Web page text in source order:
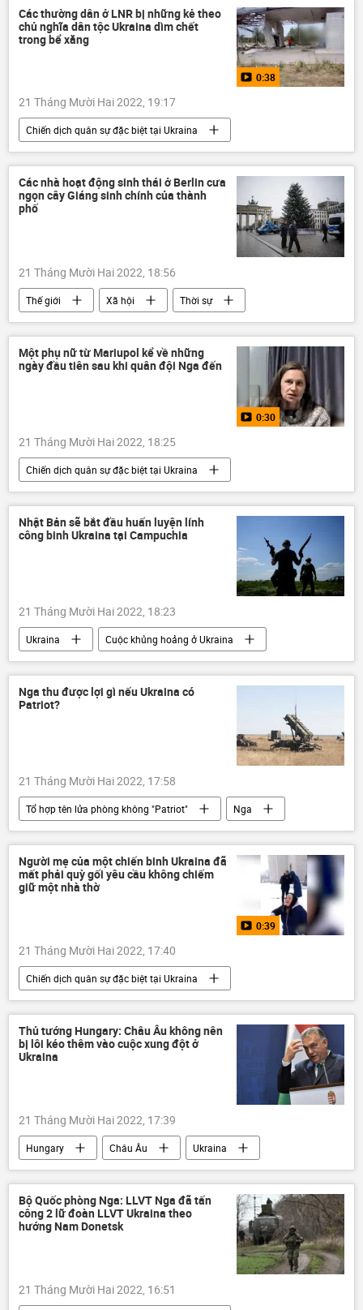
Сác thường dân ở LNR bị những kẻ theo
chủ nghĩa dân tộc Ukraina dìm chết
trong bể xăng
0:38
21 Tháng Mười Hai 2022, 19:17
Chiến dịch quân sự đặc biệt tại Ukraina
Video từ Ukraina
Ukraina
Cuộc khủng hoảng ở Ukraina
DNR
Sáp nhập DNR, LNR, Zaporozhye và Kherson vào Nga
Các nhà hoạt động sinh thái ở Berlin cưa
ngọn cây Giáng sinh chính của thành
phố
21 Tháng Mười Hai 2022, 18:56
Thế giới Xã hội
Thời sự
Berlin
Đức
Một phụ nữ từ Mariupol kể về những
ngày đầu tiên sau khi quân đội Nga đến
0:30
21 Tháng Mười Hai 2022, 18:25
Chiến dịch quân sự đặc biệt tại Ukraina
Video từ Ukraina
Ukraina
Cuộc khủng hoảng ở Ukraina
DNR
Sáp nhập DNR, LNR, Zaporozhye và Kherson vào Nga
Vladimir Putin
Nhật Bản sẽ bắt đầu huấn luyện lính
công binh Ukraina tại Campuchia
21 Tháng Mười Hai 2022, 18:23
Ukraina
Cuộc khủng hoảng ở Ukraina
Báo chí thế giới
huấn luyện
Campuchia
Nhật Bản
Chiến dịch quân sự đặc biệt tại Ukraina
Nga thu được lợi gì nếu Ukraina có
Patriot?
21 Tháng Mười Hai 2022, 17:58
Tổ hợp tên lửa phòng không "Patriot"
Nga
Ukraina
Cuộc khủng hoảng ở Ukraina
Quân sự
chuyên gia
Quan điểm-Ý kiến
Người mẹ của một chiến binh Ukraina đã
mất phải quỳ gối yêu cầu không chiếm
giữ một nhà thờ
0:39
21 Tháng Mười Hai 2022, 17:40
Chiến dịch quân sự đặc biệt tại Ukraina
Video từ Ukraina
Ukraina
Cuộc khủng hoảng ở Ukraina
DNR
Sáp nhập DNR, LNR, Zaporozhye và Kherson vào Nga
Vladimir Putin
Thủ tướng Hungary: Châu Âu không nên
bị lôi kéo thêm vào cuộc xung đột ở
Ukraina
21 Tháng Mười Hai 2022, 17:39
Hungary Châu Âu
Ukraina
Cuộc khủng hoảng ở Ukraina
xung đột quân sự
xung đột
Chính trị
Bộ Quốc phòng Nga: LLVT Nga đã tấn
công 2 lữ đoàn LLVT Ukraina theo
hướng Nam Donetsk
21 Tháng Mười Hai 2022, 16:51